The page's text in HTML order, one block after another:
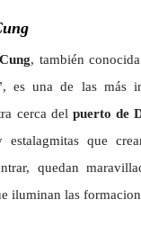
, también
es una de las más
cerca del puerto de
estalagmitas que
quedan
iluminan las